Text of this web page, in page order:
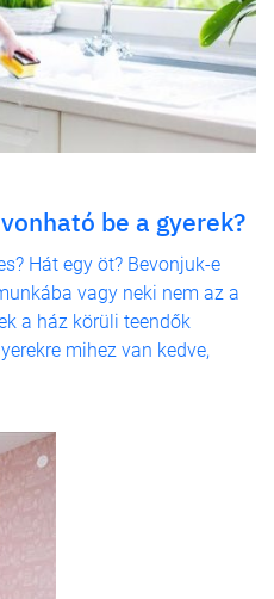
be a gyerek?
Hát egy öt? Bevonjuk-e
vagy neki nem az a
a ház körüli teendők
mihez van kedve,